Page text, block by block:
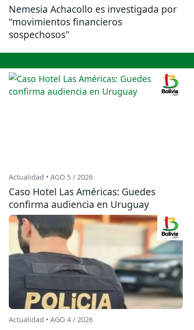
Nemesia Achacollo es investigada por
"movimientos financieros
sospechosos"
Actualidad • AGO 5 / 2026
Caso Hotel Las Américas: Guedes
confirma audiencia en Uruguay
Actualidad • AGO 4 / 2026